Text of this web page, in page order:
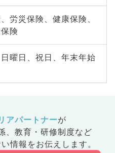
労災保険、健康保険、
険
曜日、祝日、年末年始
アパートナーが
教育・研修制度など
情報をお伝えします。